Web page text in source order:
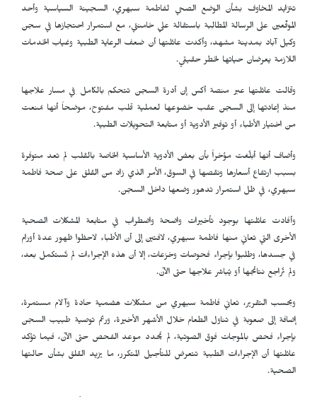
تتزايد المخاوف بشأن الوضع الصحي لفاطمة سبهري، السجينة السياسية وأحد
الموقّعين على الرسالة المطالِبة باستقالة علي خامنئي، مع استمرار احتجازها في سجن
وكيل آباد بمدينة مشهد، وأكدت عائلتها أن ضعف الرعاية الطبية وغياب الخدمات
اللازمة يعرضان حياتها لخطر حقيقي.
وقالت عائلتها عبر منصة أكس إن أدرة السجن تتحكم بالكامل في مسار علاجها
منذ إعادتها إلى السجن عقب خضوعها لعملية قلب مفتوح، موضحاً أنها مُنعت
من اختيار الأطباء أو توفير الأدوية أو متابعة التحويلات الطبية.
وأضاف أنها أبلُغت مؤخراً بأن بعض الأدوية الأساسية الخاصة بالقلب لم تعد متوفرة
بسبب ارتفاع أسعارها ونقصها في السوق، الأمر الذي زاد من القلق على صحة فاطمة
سبهري، في ظل استمرار تدهور وضعها داخل السجن.
وأفادت عائلتها بوجود تأخيرات واضحة واضطراب في متابعة المشكلات الصحية
الأخرى التي تعاني منها فاطمة سبهري، لافتين إلى أن الأطباء لاحظوا ظهور عدة أورام
في جسدها، وطلبوا بإجراء فحوصات وخزعات، إلا أن هذه الإجراءات لم تُستكمل بعد،
ولم تُراجع نتائجها أو يُباشر علاجها حتى الآن.
وبحسب التقرير، تعاني فاطمة سبهري من مشكلات هضمية حادة وآلام مستمرة،
إضافة إلى صعوبة في تناول الطعام خلال الأشهر الأخيرة، ورغم توصية طبيب السجن
بإجراء فحص بالموجات فوق الصوتية، لم يُحدد موعد الفحص حتى الآن، فيما تؤكد
عائلتها أن الإجراءات الطبية تتعرض للتأجيل المتكرر، ما يزيد القلق بشأن حالتها
الصحية.